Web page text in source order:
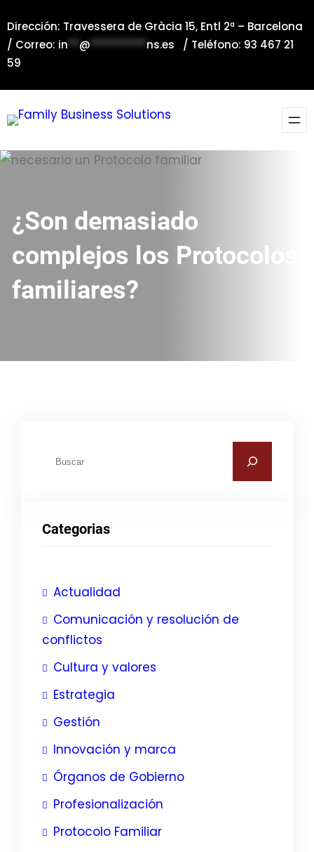
al
contenido
Dirección: Travessera de Gràcia 15, Entl 2ª – Barcelona
/ Correo: in**@**********ns.es / Teléfono: 93 467 21
59
¿Son demasiado
complejos los Protocolos
familiares?
a
Categorias
Actualidad
Comunicación y resolución de
conflictos
Cultura y valores
Estrategia
Gestión
Innovación y marca
Órganos de Gobierno
Profesionalización
Protocolo Familiar